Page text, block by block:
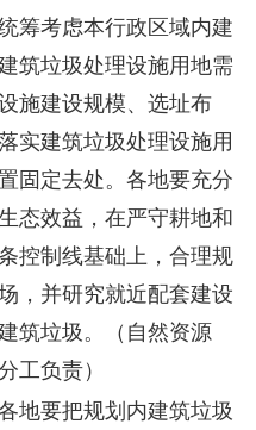
筹考虑本行政区域内建
筑垃圾处理设施用地需
施建设规模、选址布
实建筑垃圾处理设施用
固定去处。各地要充分
态效益，在严守耕地和
控制线基础上，合理规
，并研究就近配套建设
筑垃圾。
（自然资源
工负责）
地要把规划内建筑垃圾